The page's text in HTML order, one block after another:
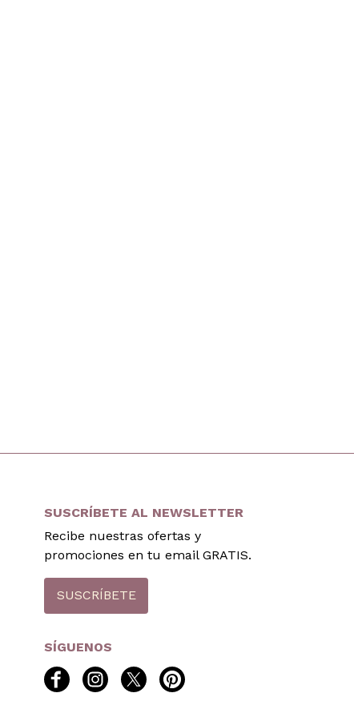
SUSCRÍBETE AL NEWSLETTER
Recibe nuestras ofertas y
promociones en tu email GRATIS.
SUSCRÍBETE
SÍGUENOS
facebookinstagram
twitter